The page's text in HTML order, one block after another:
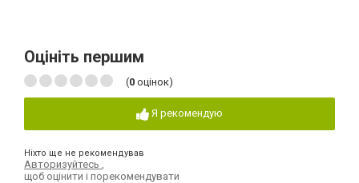
Оцініть першим
(0 оцінок)
Я рекомендую
Ніхто ще не рекомендував
Авторизуйтесь
щоб оцінити і порекомендувати